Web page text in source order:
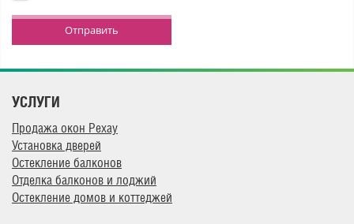
Отправить
УСЛУГИ
Продажа окон Рехау
Установка дверей
Остекление балконов
Отделка балконов и лоджий
Остекление домов и коттеджей